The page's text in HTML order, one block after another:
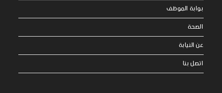
بوابة الموظف
الصحة
عن النيابة
اتصل بنا